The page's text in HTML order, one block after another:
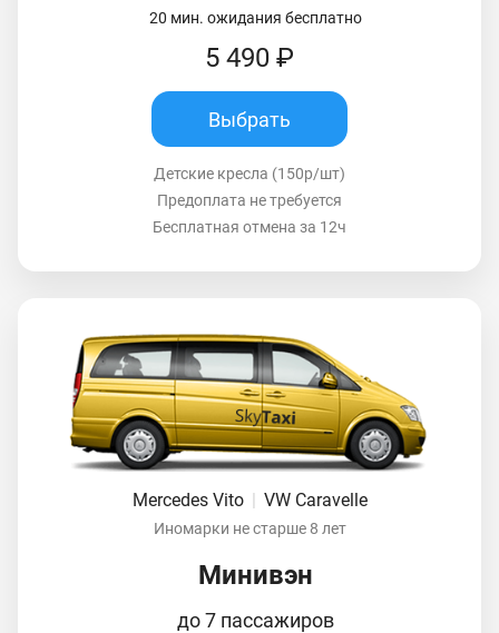
20 мин. ожидания бесплатно
5 490 ₽
Выбрать
Детские кресла (150р/шт)
Предоплата не требуется
Бесплатная отмена за 12ч
Mercedes Vito | VW Caravelle
Иномарки не старше 8 лет
Минивэн
до 7 пассажиров